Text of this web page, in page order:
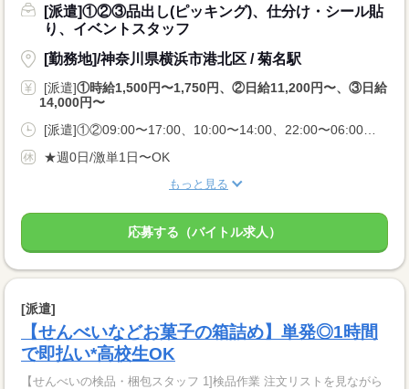
[派遣]①②③品出し(ピッキング)、仕分け・シール貼
り、イベントスタッフ
[勤務地]/神奈川県横浜市港北区 / 菊名駅
[派遣]①時給1,500円〜1,750円、②日給11,200円〜、③日給
14,000円〜
★週0日/激単1日〜OK
もっと見る
応募する（バイトル求人）
[派遣]
【せんべいなどお菓子の箱詰め】単発◎1時間
で即払い*高校生OK
【せんべいの検品・梱包スタッフ 1]検品作業 注文リストを見ながら